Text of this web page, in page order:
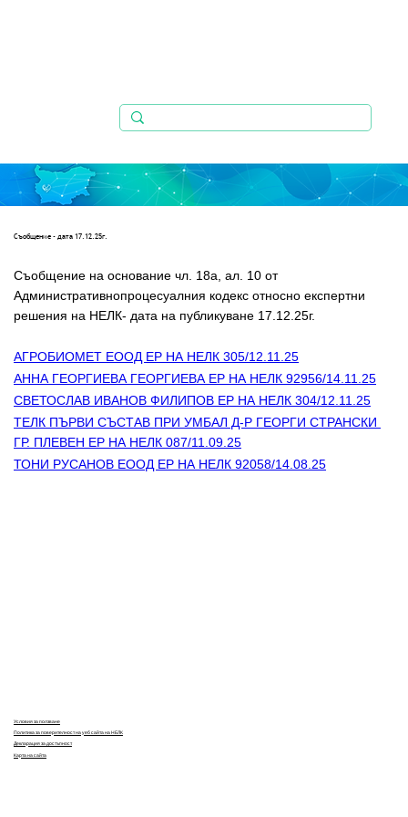
Съобщениe - дата 17.12.25г.
Съобщение на основание чл. 18а, ал. 10 от
Административнопроцесуалния кодекс относно експертни
решения на НЕЛК- дата на публикуване 17.12.25г.
АГРОБИОМЕТ ЕООД ЕР НА НЕЛК 305/12.11.25
АННА ГЕОРГИЕВА ГЕОРГИЕВА ЕР НА НЕЛК 92956/14.11.25
СВЕТОСЛАВ ИВАНОВ ФИЛИПОВ ЕР НА НЕЛК 304/12.11.25
ТЕЛК ПЪРВИ СЪСТАВ ПРИ УМБАЛ Д-Р ГЕОРГИ СТРАНСКИ
ГР. ПЛЕВЕН ЕР НА НЕЛК 087/11.09.25
ТОНИ РУСАНОВ ЕООД ЕР НА НЕЛК 92058/14.08.25
Условия за ползване
Политика за поверителност на уеб сайта на НЕЛК
Декларация за достъпност
Карта на сайта